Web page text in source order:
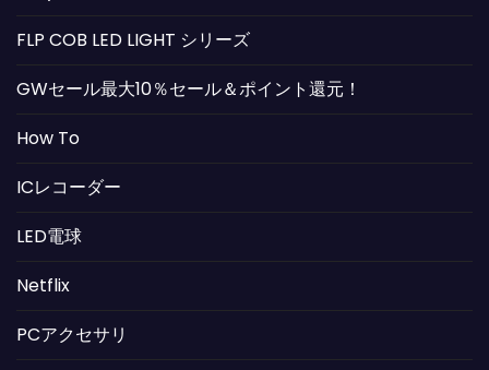
FLP COB LED LIGHT シリーズ
GWセール最大10％セール＆ポイント還元！
How To
ICレコーダー
LED電球
Netflix
PCアクセサリ